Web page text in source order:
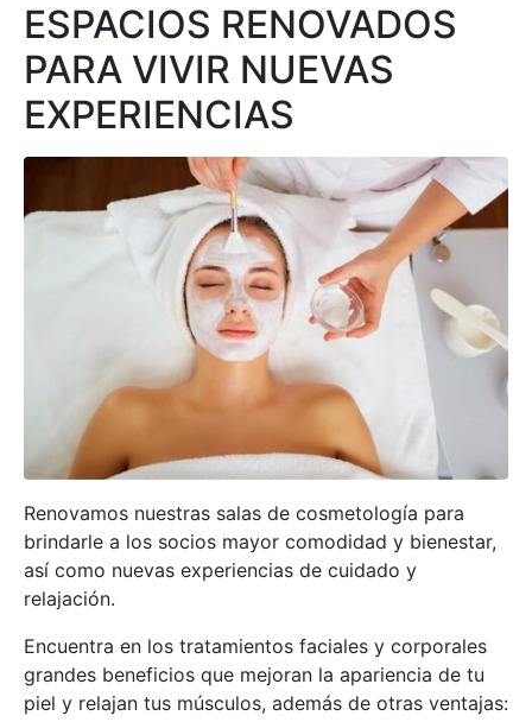
ESPACIOS RENOVADOS
PARA VIVIR NUEVAS
EXPERIENCIAS
Renovamos nuestras salas de cosmetología para
brindarle a los socios mayor comodidad y bienestar,
así como nuevas experiencias de cuidado y
relajación.
Encuentra en los tratamientos faciales y corporales
grandes beneficios que mejoran la apariencia de tu
piel y relajan tus músculos, además de otras ventajas: